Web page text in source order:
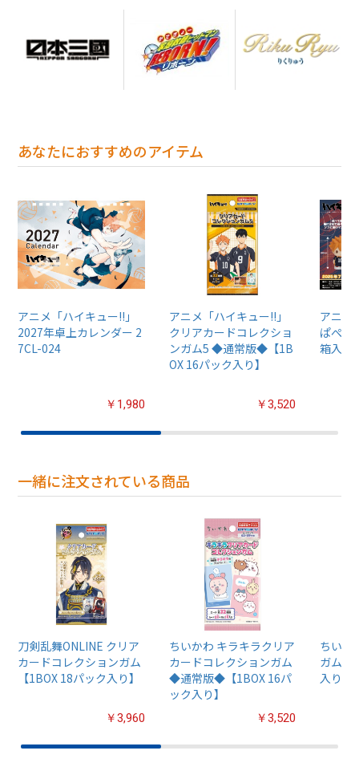
あなたにおすすめのアイテム
アニメ「ハイキュー!!」
2027年卓上カレンダー 2
7CL-024
￥1,980
アニメ「ハイキュー!!」
クリアカードコレクショ
ンガム5 ◆通常版◆【1B
OX 16パック入り】
￥3,520
アニメ
ぱぺマ
箱入り
一緒に注文されている商品
刀剣乱舞ONLINE クリア
カードコレクションガム
【1BOX 18パック入り】
￥3,960
ちいかわ キラキラクリア
カードコレクションガム
◆通常版◆【1BOX 16パ
ック入り】
￥3,520
ちいか
ガム4
入り】